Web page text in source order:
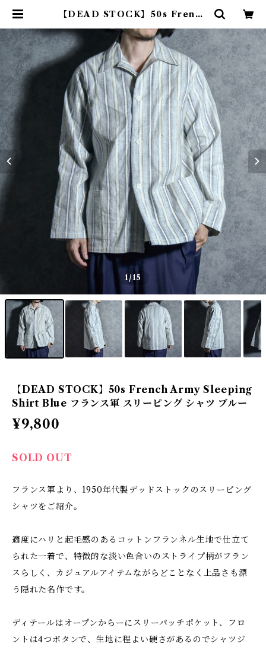
【DEAD STOCK】50s French
ランス軍 スリーピング シャツ ブル
ー | mark & collars (マークアン
ドカラーズ)
1/15
【DEAD STOCK】50s French Army Sleeping
Shirt Blue フランス軍 スリーピング シャツ ブルー
¥9,800
SOLD OUT
フランス軍より、1950年代製デッドストックのスリーピング
シャツをご紹介。
適度にハリと起毛感のあるコットンフランネル生地で仕立て
られた一着で、特徴的な淡い色合いのストライプ柄がフラン
スらしく、カジュアルアイテムながらどことなく上品さも漂
う隠れた名作です。
ディテールはオープンからーにスリーパッチポケット、フロ
ントは4つボタンで、生地に程よい硬さがあるのでシャツジ